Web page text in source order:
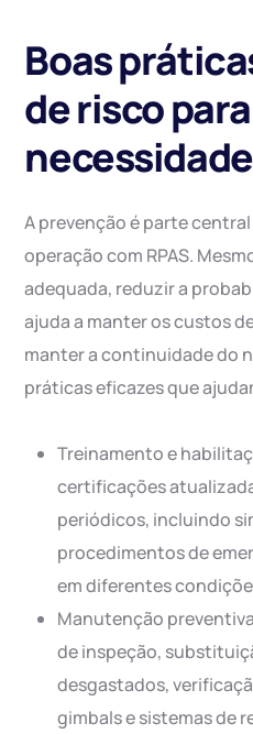
Boas
de risco
A prevenção é parte
operação com RPAS.
adequada, reduzir a
ajuda a manter os custos
manter a continuidade do
práticas eficazes que
Treinamento e
certificações
periódicos, incluindo
procedimentos de
em diferentes
Manutenção
de inspeção,
desgastados,
gimbals e sistemas de